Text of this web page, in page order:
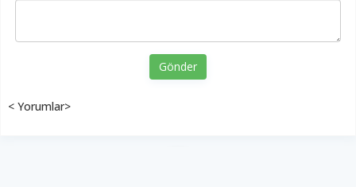
Gönder
< Yorumlar>